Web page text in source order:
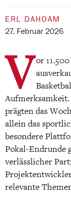
ERL DAHOAM
27. Februar 2026
V or
prägten das
allein das
besondere
Pokal-Endrunde
verlässlicher
relevante